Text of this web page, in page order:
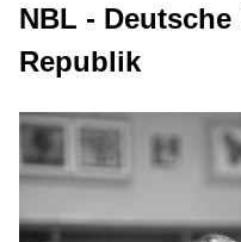
NBL -
Republik